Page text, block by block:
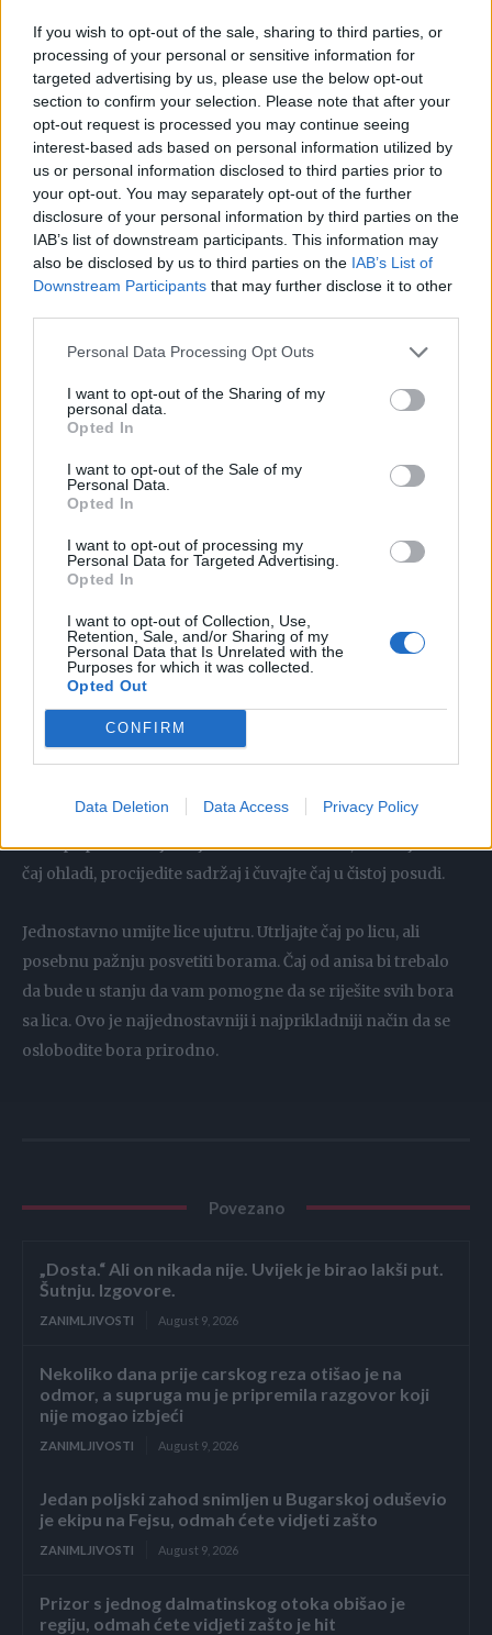
If you wish to opt-out of the sale, sharing to third parties, or
processing of your personal or sensitive information for
targeted advertising by us, please use the below opt-out
section to confirm your selection. Please note that after your
opt-out request is processed you may continue seeing
interest-based ads based on personal information utilized by
us or personal information disclosed to third parties prior to
your opt-out. You may separately opt-out of the further
disclosure of your personal information by third parties on the
IAB’s list of downstream participants. This information may
also be disclosed by us to third parties on the IAB’s List of
Downstream Participants that may further disclose it to other
Personal Data Processing Opt Outs
I want to opt-out of the Sharing of my
personal data.
Opted In
I want to opt-out of the Sale of my
Personal Data.
Opted In
I want to opt-out of processing my
Personal Data for Targeted Advertising.
Opted In
I want to opt-out of Collection, Use,
Retention, Sale, and/or Sharing of my
Personal Data that Is Unrelated with the
Purposes for which it was collected.
Opted Out
CONFIRM
Data Deletion Data Access Privacy Policy
Potrebno je oguliti luk, narezati na četiri komada i
izmiksati u blenderu ili obraditi u sokovniku. Sok od luka
procijedi kroz gazu ili neku drugu pamučnu krpicu te uz
pomoć blazinica ili kista za nanošenje boje za kosu nanesi
na vlasište. Masku je najbolje držati sat vremena i isprati
blagim šamponom.
Mnogi korisnici Instagrama koriste ovu masku.
Pojava bora na licu je neminovnost koja nas sve čeka.
poboljšate zdravlje svoje kože. Naime, ovaj začin smanjuje
vidljivost finih linija i bora i privremeno pauzira proces
starenja. U većini slučajeva, bore će biti eliminisane za
manje od nedjelju dana, piše “Novi.ba“…
Radi se o fenomenalnom anisu, a recept je veoma
jednostavno pripremiti.
SASTOJCI;
Jedna šolja vode
Pregršt sjemena anis
Prvo pripremiti čaj od sjemena anisa. Zatim, sačekajte da se
čaj ohladi, procijedite sadržaj i čuvajte čaj u čistoj posudi.
Jednostavno umijte lice ujutru. Utrljajte čaj po licu, ali
posebnu pažnju posvetiti borama. Čaj od anisa ​​bi trebalo
da bude u stanju da vam pomogne da se riješite svih bora
sa lica. Ovo je najjednostavniji i najprikladniji način da se
oslobodite bora prirodno.
Povezano
„Dosta.“ Ali on nikada nije. Uvijek je birao lakši put.
Šutnju. Izgovore.
ZANIMLJIVOSTI August 9, 2026
Nekoliko dana prije carskog reza otišao je na
odmor, a supruga mu je pripremila razgovor koji
nije mogao izbjeći
ZANIMLJIVOSTI August 9, 2026
Jedan poljski zahod snimljen u Bugarskoj oduševio
je ekipu na Fejsu, odmah ćete vidjeti zašto
ZANIMLJIVOSTI August 9, 2026
Prizor s jednog dalmatinskog otoka obišao je
regiju, odmah ćete vidjeti zašto je hit